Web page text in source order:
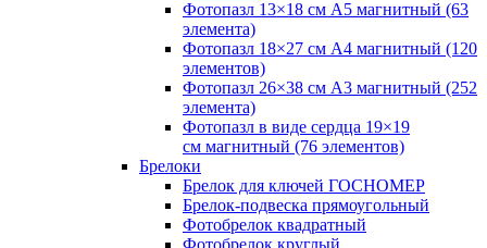
Фотопазл 13×18 см А5 магнитный (63
элемента)
Фотопазл 18×27 см А4 магнитный (120
элементов)
Фотопазл 26×38 см А3 магнитный (252
элемента)
Фотопазл в виде сердца 19×19
см магнитный (76 элементов)
Брелоки
Брелок для ключей ГОСНОМЕР
Брелок-подвеска прямоугольный
Фотобрелок квадратный
Фотобрелок круглый